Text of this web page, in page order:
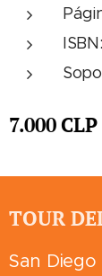
7.000CLP
TOUR
San